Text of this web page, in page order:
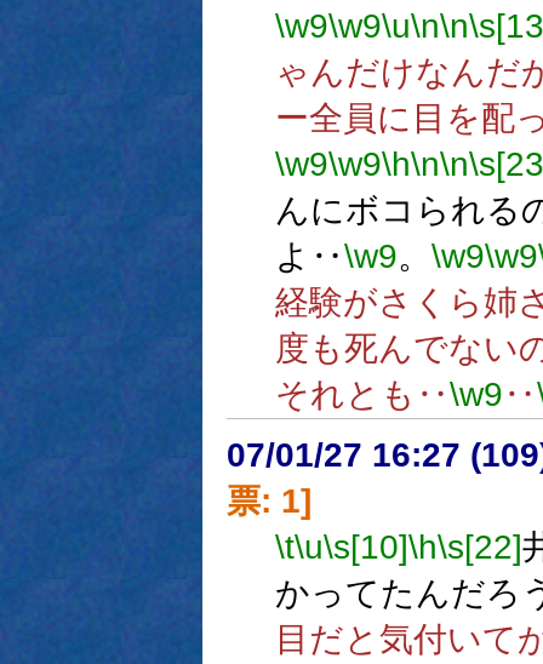
\w9\w9\u\n\n
ゃんだけなんだ
ー全員に目を配
\w9\w9\h\n\n
んにボコられる
よ‥\w9。 \w9\w9
経験がさくら姉
度も死んでない
それとも‥\w9‥
07/01/27 16:27
票: 1]
\t\u\s[10]\h\s[22]
かってたんだろ
目だと気付いて